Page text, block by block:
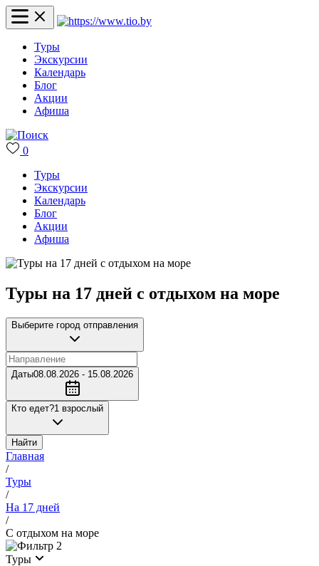
Туры
Экскурсии
Календарь
Блог
Акции
Афиша
0
Туры
Экскурсии
Календарь
Блог
Акции
Афиша
Туры на 17 дней с отдыхом на море
Выберите город отправления
Даты08.08.2026 - 15.08.2026
Кто едет?1 взрослый
Найти
Главная
/
Туры
/
На 17 дней
/
С отдыхом на море
2
Туры